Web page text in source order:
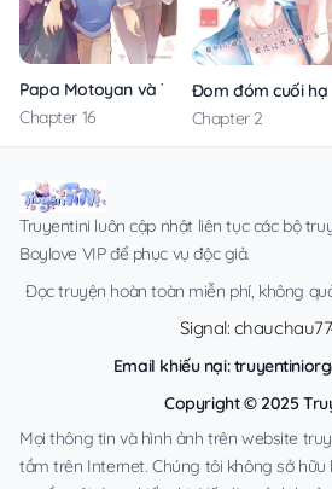
Papa Motoyan và Thầy Hitsuji
Chapter 16
Đom đóm cuối hạ
Chapter 2
Truyentini luôn cập nhật liên tục các bộ
Boylove VIP để phục vụ độc giả.
Đọc truyện hoàn toàn miễn phí, không
Signal:
Email khiếu nại:
Copyright © 2025
Mọi thông tin và hình ảnh trên website
tầm trên Internet. Chúng tôi không sở